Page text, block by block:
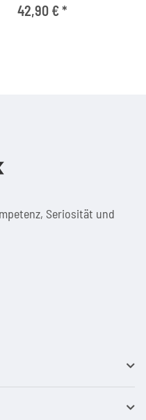
6.0A, 1/2=+ 3/4=-,
42,90 €*
Seri­osi­tät und